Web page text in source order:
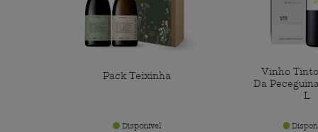
Pack Teixinha
Disponível
Vinho
Da
L